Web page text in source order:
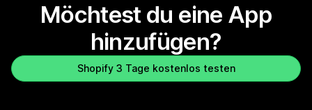
Möchtest du eine App
hinzufügen?
Shopify 3 Tage kostenlos testen